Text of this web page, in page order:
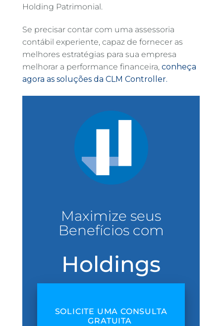
Holding Patrimonial.
Se precisar contar com uma assessoria
contábil experiente, capaz de fornecer as
melhores estratégias para sua empresa
melhorar a performance financeira, conheça
agora as soluções da CLM Controller.
Maximize seus
Benefícios com
Holdings
SOLICITE UMA CONSULTA
GRATUITA